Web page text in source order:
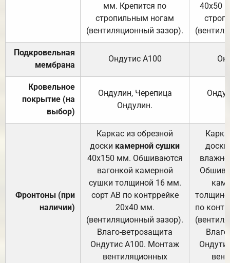
мм. Крепится по
стропильным ногам
(вентиляционный зазор).
40х50
Подкровельная
мембрана
Ондутис А100
Кровельное
покрытие (на
выбор)
Ондулин, Черепица
Ондулин.
Фронтоны (при
наличии)
Каркас из обрезной
доски камерной сушки
40х150 мм. Обшиваются
вагонкой камерной
сушки толщиной 16 мм.
сорт АВ по контррейке
20х40 мм.
(вентиляционный зазор).
Влаго-ветрозащита
Ондутис А100. Монтаж
вентиляционных
доски
по